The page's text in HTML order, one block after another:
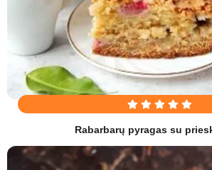
Rabarbarų pyragas su